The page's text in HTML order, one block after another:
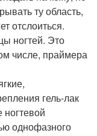
ту область,
отслоиться.
ногтей. Это
числе, праймера
гель-лак
однофазного